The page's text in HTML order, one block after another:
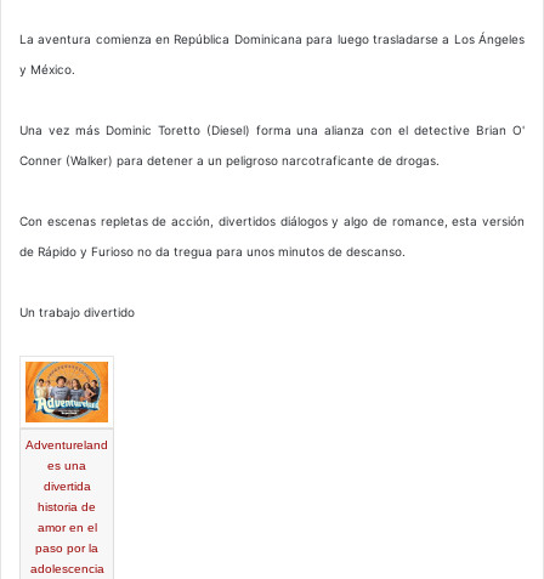
La aventura comienza en República Dominicana para luego trasladarse a Los Ángeles
y México.
Una vez más Dominic Toretto (Diesel) forma una alianza con el detective Brian O'
Conner (Walker) para detener a un peligroso narcotraficante de drogas.
Con escenas repletas de acción, divertidos diálogos y algo de romance, esta versión
de Rápido y Furioso no da tregua para unos minutos de descanso.
Un trabajo divertido
Adventureland
es una
divertida
historia de
amor en el
paso por la
adolescencia